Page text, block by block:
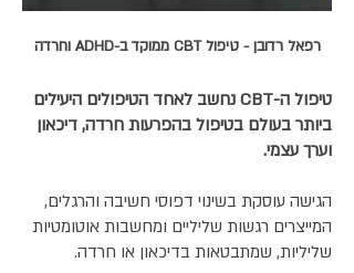
רפאל רדובן - טיפול CBT ממוקד ב-ADHD וחרדה
טיפול ה-CBT נחשב לאחד הטיפולים היעילים
ביותר בעולם בטיפול בהפרעות חרדה, דיכאון
וערך עצמי.
הגישה עוסקת בשינוי דפוסי חשיבה והרגלים,
המייצרים רגשות שליליים ומחשבות אוטומטיות
שליליות, שמתבטאות בדיכאון או חרדה.